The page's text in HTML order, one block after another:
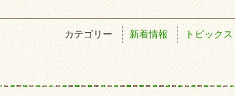
カテゴリー 新着情報 トピックス